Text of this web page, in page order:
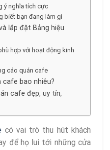
ý nghĩa tích cực
biết bạn đang làm gì
lắp đặt Bảng hiệu
hợp với hoạt động kinh
cáo quán cafe
cafe bao nhiêu?
cafe đẹp, uy tín,
có vai trò thu hút khách
để họ lui tới những cửa